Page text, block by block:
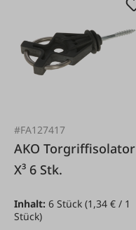
#FA127417
AKO Torgriffisolator
X³ 6 Stk.
Inhalt: 6 Stück (1,34 € / 1
Stück)